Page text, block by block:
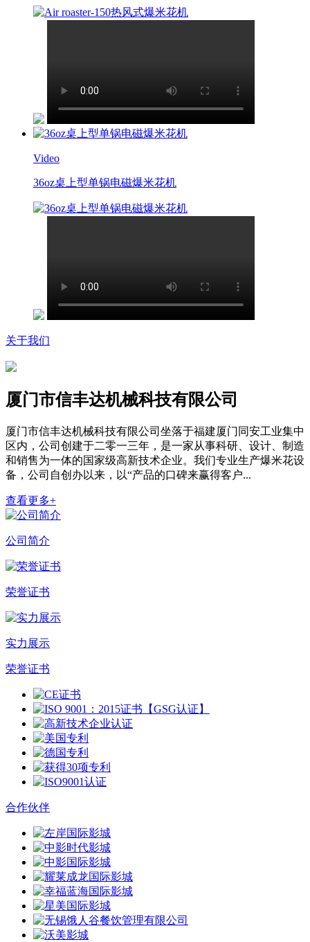
Video
36oz桌上型单锅电磁爆米花机
关于我们
厦门市信丰达机械科技有限公司
厦门市信丰达机械科技有限公司坐落于福建厦门同安工业集中
区内，公司创建于二零一三年，是一家从事科研、设计、制造
和销售为一体的国家级高新技术企业。我们专业生产爆米花设
备，公司自创办以来，以“产品的口碑来赢得客户...
查看更多+
公司简介
荣誉证书
实力展示
荣誉证书
合作伙伴